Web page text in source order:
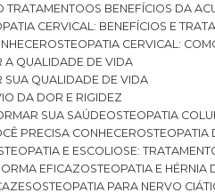
TRATAMENTO
OS BENEFÍCIOS DA
CERVICAL: BENEFÍCIOS E
OSTEOPATIA CERVICAL:
A QUALIDADE DE VIDA
SUA QUALIDADE DE VIDA
DA DOR E RIGIDEZ
SUA SAÚDE
OSTEOPATIA
PRECISA CONHECER
E ESCOLIOSE:
EFICAZ
OSTEOPATIA E
OSTEOPATIA PARA NERVO